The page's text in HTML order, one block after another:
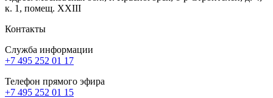
к. 1, помещ. XXIII
Контакты
Служба информации
+7 495 252 01 17
Телефон прямого эфира
+7 495 252 01 15